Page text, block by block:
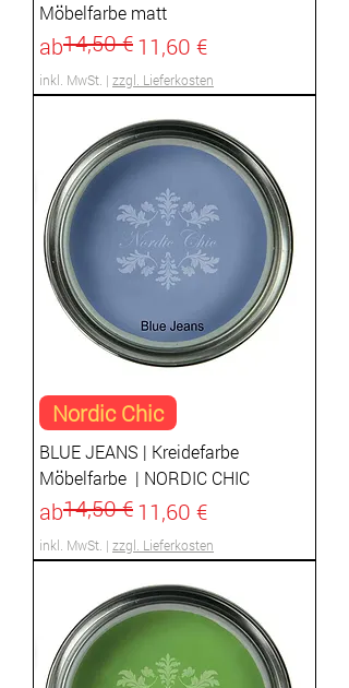
Möbelfarbe matt
ab
Standardpreis
14,50 €11,60 €
Sale-Preis
inkl. MwSt. | zzgl. Lieferkosten
Nordic Chic
BLUE JEANS | Kreidefarbe
Möbelfarbe | NORDIC CHIC
ab
Standardpreis
14,50 €11,60 €
Sale-Preis
inkl. MwSt. | zzgl. Lieferkosten